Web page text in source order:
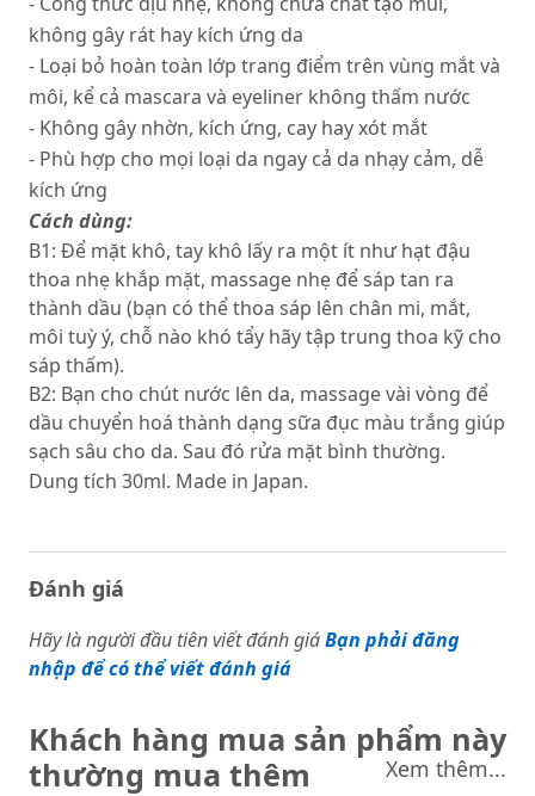
không gây rát hay kích ứng da
- Loại bỏ hoàn toàn lớp trang điểm trên vùng mắt và
môi, kể cả mascara và eyeliner không thấm nước
- Không gây nhờn, kích ứng, cay hay xót mắt
- Phù hợp cho mọi loại da ngay cả da nhạy cảm, dễ
kích ứng
Cách dùng:
B1: Để mặt khô, tay khô lấy ra một ít như hạt đậu
thoa nhẹ khắp mặt, massage nhẹ để sáp tan ra
thành dầu (bạn có thể thoa sáp lên chân mi, mắt,
môi tuỳ ý, chỗ nào khó tẩy hãy tập trung thoa kỹ cho
sáp thấm).
B2: Bạn cho chút nước lên da, massage vài vòng để
dầu chuyển hoá thành dạng sữa đục màu trắng giúp
sạch sâu cho da. Sau đó rửa mặt bình thường.
Dung tích 30ml. Made in Japan.
Đánh giá
Hãy là người đầu tiên viết đánh giáBạn phải đăng
nhập để có thể viết đánh giá
Khách hàng mua sản phẩm này
thường mua thêm
Xem thêm...